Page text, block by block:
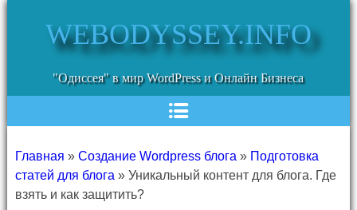
WEBODYSSEY.INFO
"Одиссея" в мир WordPress и Онлайн Бизнеса
Главная » Создание Wordpress блога » Подготовка
статей для блога » Уникальный контент для блога. Где
взять и как защитить?